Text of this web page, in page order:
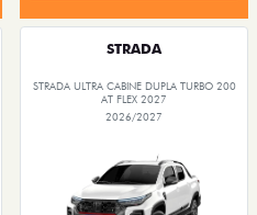
STRADA
STRADA ULTRA CABINE DUPLA TURBO 200
AT FLEX 2027
2026/2027